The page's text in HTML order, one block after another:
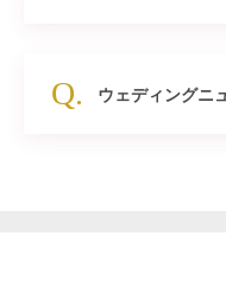
Q. ウェディングニ